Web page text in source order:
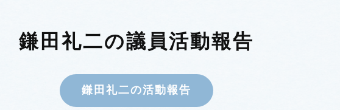
鎌田礼二の議員活動報告
鎌田礼二の活動報告